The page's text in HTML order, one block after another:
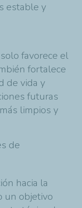
estable y
favorece el
fortalece
de vida y
futuras
limpios y
de
hacia la
un objetivo